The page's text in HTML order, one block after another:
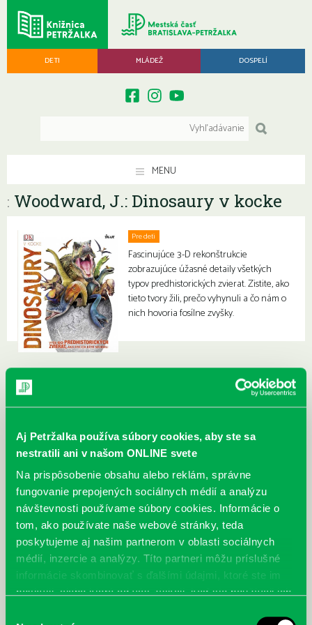
Aj Petržalka používa súbory cookies, aby ste sa
nestratili ani v našom ONLINE svete
Na prispôsobenie obsahu alebo reklám, správne
fungovanie prepojených sociálnych médií a analýzu
návštevnosti používame súbory cookies. Informácie o
tom, ako používate naše webové stránky, teda
poskytujeme aj našim partnerom v oblasti sociálnych
médií, inzercie a analýzy. Títo partneri môžu príslušné
informácie skombinovať s ďalšími údajmi, ktoré ste im
poskytli, alebo ktoré od vás získali, keď ste používali ich
DETI MLÁDEŽ DOSPELÍ
MENU
: Woodward, J.: Dinosaury v kocke
Pre deti
Fascinujúce 3-D rekonštrukcie
zobrazujúce úžasné detaily všetkých
typov predhistorických zvierat. Zistite, ako
tieto tvory žili, prečo vyhynuli a čo nám o
nich hovoria fosílne zvyšky.